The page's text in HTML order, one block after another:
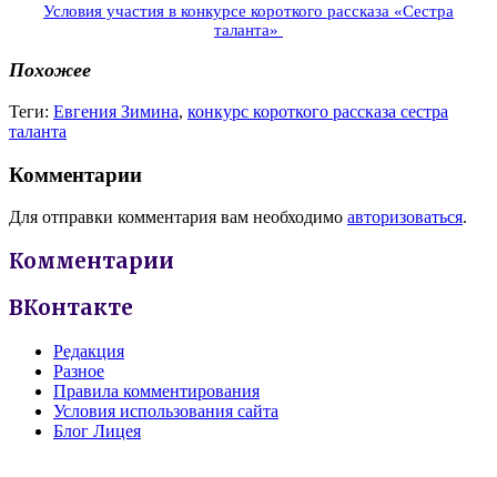
Условия участия в конкурсе короткого рассказа «Сестра
таланта»
Похожее
Теги: Евгения Зимина, конкурс короткого рассказа сестра
таланта
Комментарии
Для отправки комментария вам необходимо авторизоваться.
Комментарии
ВКонтакте
Редакция
Разное
Правила комментирования
Условия использования сайта
Блог Лицея